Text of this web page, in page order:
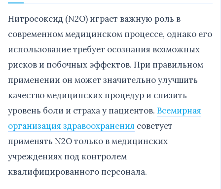
Нитросоксид (N2O) играет важную роль в
современном медицинском процессе, однако его
использование требует осознания возможных
рисков и побочных эффектов. При правильном
применении он может значительно улучшить
качество медицинских процедур и снизить
уровень боли и страха у пациентов. Всемирная
организация здравоохранения советует
применять N2O только в медицинских
учреждениях под контролем
квалифицированного персонала.